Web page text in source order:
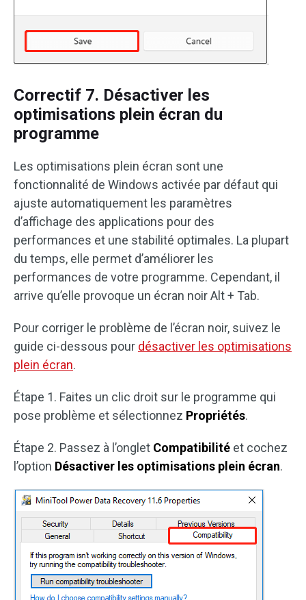
Correctif 7. Désactiver les
optimisations plein écran du
programme
Les optimisations plein écran sont une
fonctionnalité de Windows activée par défaut qui
ajuste automatiquement les paramètres
d’affichage des applications pour des
performances et une stabilité optimales. La plupart
du temps, elle permet d’améliorer les
performances de votre programme. Cependant, il
arrive qu’elle provoque un écran noir Alt + Tab.
Pour corriger le problème de l’écran noir, suivez le
guide ci-dessous pour désactiver les optimisations
plein écran.
Étape 1. Faites un clic droit sur le programme qui
pose problème et sélectionnez Propriétés.
Étape 2. Passez à l’onglet Compatibilité et cochez
l’option Désactiver les optimisations plein écran.